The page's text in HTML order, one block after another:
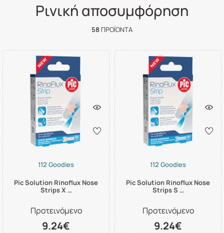
Ρινική αποσυμφόρηση
58 ΠΡΟΪΌΝΤΑ
112 Goodies
Pic Solution Rinoflux Nose
Strips X …
Προτεινόμενο
9.24€
112 Goodies
Pic Solution Rinoflux Nose
Strips S …
Προτεινόμενο
9.24€